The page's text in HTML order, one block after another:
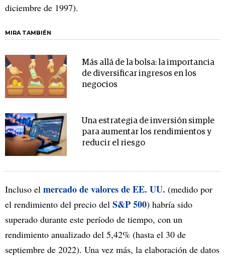
diciembre de 1997).
MIRA TAMBIÉN
Más allá de la bolsa: la importancia
de diversificar ingresos en los
negocios
Una estrategia de inversión simple
para aumentar los rendimientos y
reducir el riesgo
Incluso el mercado de valores de EE. UU. (medido por
el rendimiento del precio del S&P 500) habría sido
superado durante este período de tiempo, con un
rendimiento anualizado del 5,42% (hasta el 30 de
septiembre de 2022). Una vez más, la elaboración de datos